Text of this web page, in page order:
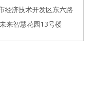
经济技术开发区东六路
来智慧花园13号楼